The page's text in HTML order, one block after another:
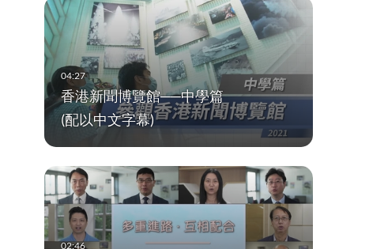
香港新聞博覽館──中學篇
(配以中文字幕)